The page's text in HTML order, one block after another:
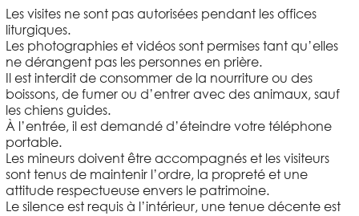
Les visites ne sont pas autorisées pendant les offices
liturgiques.
Les photographies et vidéos sont permises tant qu’elles
ne dérangent pas les personnes en prière.
Il est interdit de consommer de la nourriture ou des
boissons, de fumer ou d’entrer avec des animaux, sauf
les chiens guides.
À l’entrée, il est demandé d’éteindre votre téléphone
portable.
Les mineurs doivent être accompagnés et les visiteurs
sont tenus de maintenir l’ordre, la propreté et une
attitude respectueuse envers le patrimoine.
Le silence est requis à l’intérieur, une tenue décente est